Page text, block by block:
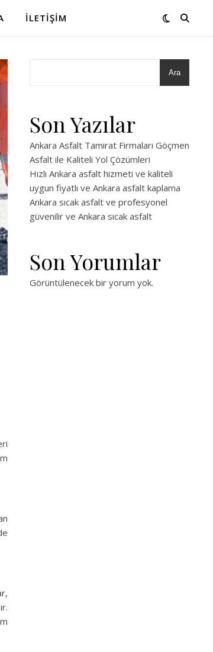
İLETIŞIM
Ara
Son Yazılar
Ankara Asfalt Tamirat Firmaları Göçmen
Asfalt ile Kaliteli Yol Çözümleri
Hızlı Ankara asfalt hizmeti ve kaliteli
uygun fiyatlı ve Ankara asfalt kaplama
Ankara sıcak asfalt ve profesyonel
güvenilir ve Ankara sıcak asfalt
Son Yorumlar
Görüntülenecek bir yorum yok.